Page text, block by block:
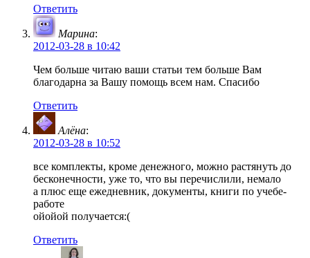
Ответить
Марина:
2012-03-28 в 10:42
Чем больше читаю ваши статьи тем больше Вам
благодарна за Вашу помощь всем нам. Спасибо
Ответить
Алёна:
2012-03-28 в 10:52
все комплекты, кроме денежного, можно растянуть до
бесконечности, уже то, что вы перечислили, немало
а плюс еще ежедневник, документы, книги по учебе-
работе
ойойой получается:(
Ответить